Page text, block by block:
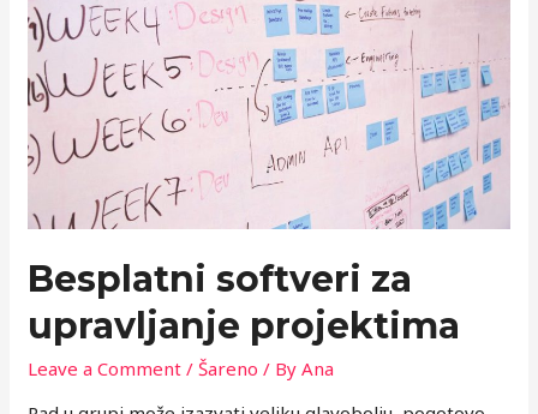
Besplatni softveri za
upravljanje projektima
Leave a Comment /Šareno / ByAna